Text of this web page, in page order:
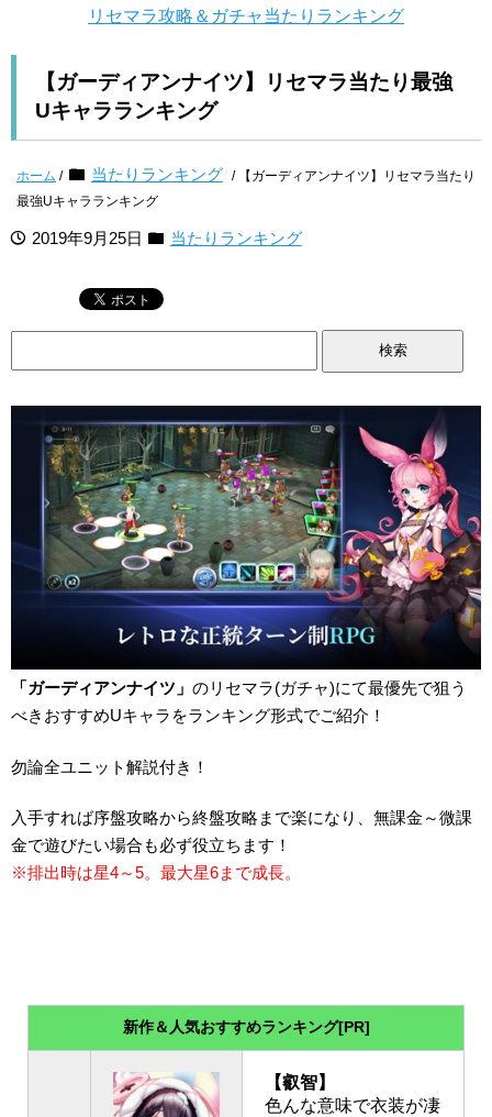
リセマラ攻略＆ガチャ当たりランキング
【ガーディアンナイツ】リセマラ当たり最強
Uキャラランキング
ホーム / 当たりランキング / 【ガーディアンナイツ】リセマラ当たり
最強Uキャラランキング
2019年9月25日 当たりランキング
「ガーディアンナイツ」 のリセマラ(ガチャ)にて最優先で狙う
べきおすすめUキャラをランキング形式でご紹介！
勿論全ユニット解説付き！
入手すれば序盤攻略から終盤攻略まで楽になり、無課金～微課
金で遊びたい場合も必ず役立ちます！
※排出時は星4～5。最大星6まで成長。
新作＆人気おすすめランキング[PR]
【叡智】
色んな意味で衣装が凄